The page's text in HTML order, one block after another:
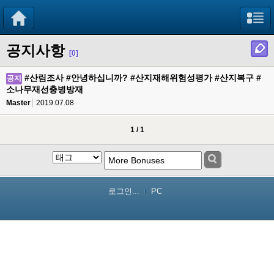
공지사항 [0]
공지
#산림조사 #안녕하십니까? #산지재해위험성평가 #산지복구 #
소나무재선충병방재
Master 2019.07.08
1 / 1
로그인... PC